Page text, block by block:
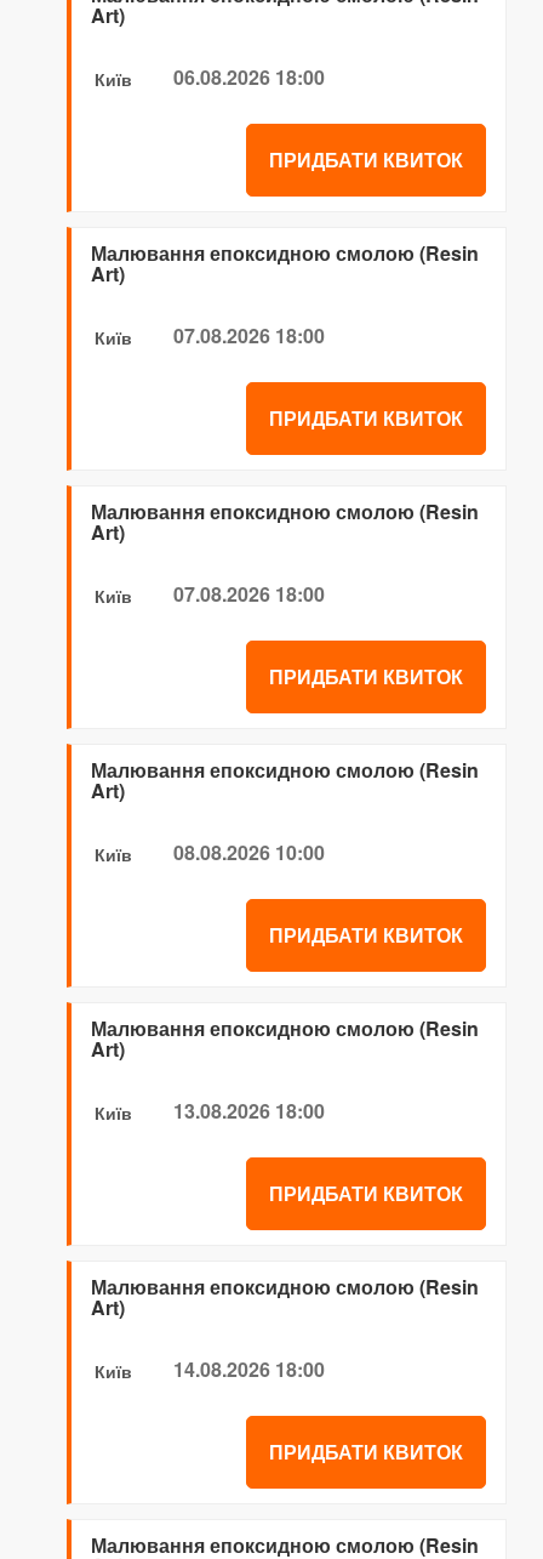
Art)
Київ 06.08.2026 18:00
ПРИДБАТИ КВИТОК
Малювання епоксидною смолою (Resin
Art)
Київ 07.08.2026 18:00
ПРИДБАТИ КВИТОК
Малювання епоксидною смолою (Resin
Art)
Київ 07.08.2026 18:00
ПРИДБАТИ КВИТОК
Малювання епоксидною смолою (Resin
Art)
Київ 08.08.2026 10:00
ПРИДБАТИ КВИТОК
Малювання епоксидною смолою (Resin
Art)
Київ 13.08.2026 18:00
ПРИДБАТИ КВИТОК
Малювання епоксидною смолою (Resin
Art)
Київ 14.08.2026 18:00
ПРИДБАТИ КВИТОК
Малювання епоксидною смолою (Resin